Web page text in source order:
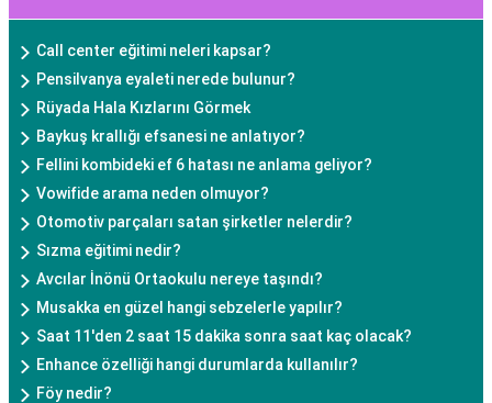
Call center eğitimi neleri kapsar?
Pensilvanya eyaleti nerede bulunur?
Rüyada Hala Kızlarını Görmek
Baykuş krallığı efsanesi ne anlatıyor?
Fellini kombideki ef 6 hatası ne anlama geliyor?
Vowifide arama neden olmuyor?
Otomotiv parçaları satan şirketler nelerdir?
Sızma eğitimi nedir?
Avcılar İnönü Ortaokulu nereye taşındı?
Musakka en güzel hangi sebzelerle yapılır?
Saat 11'den 2 saat 15 dakika sonra saat kaç olacak?
Enhance özelliği hangi durumlarda kullanılır?
Föy nedir?